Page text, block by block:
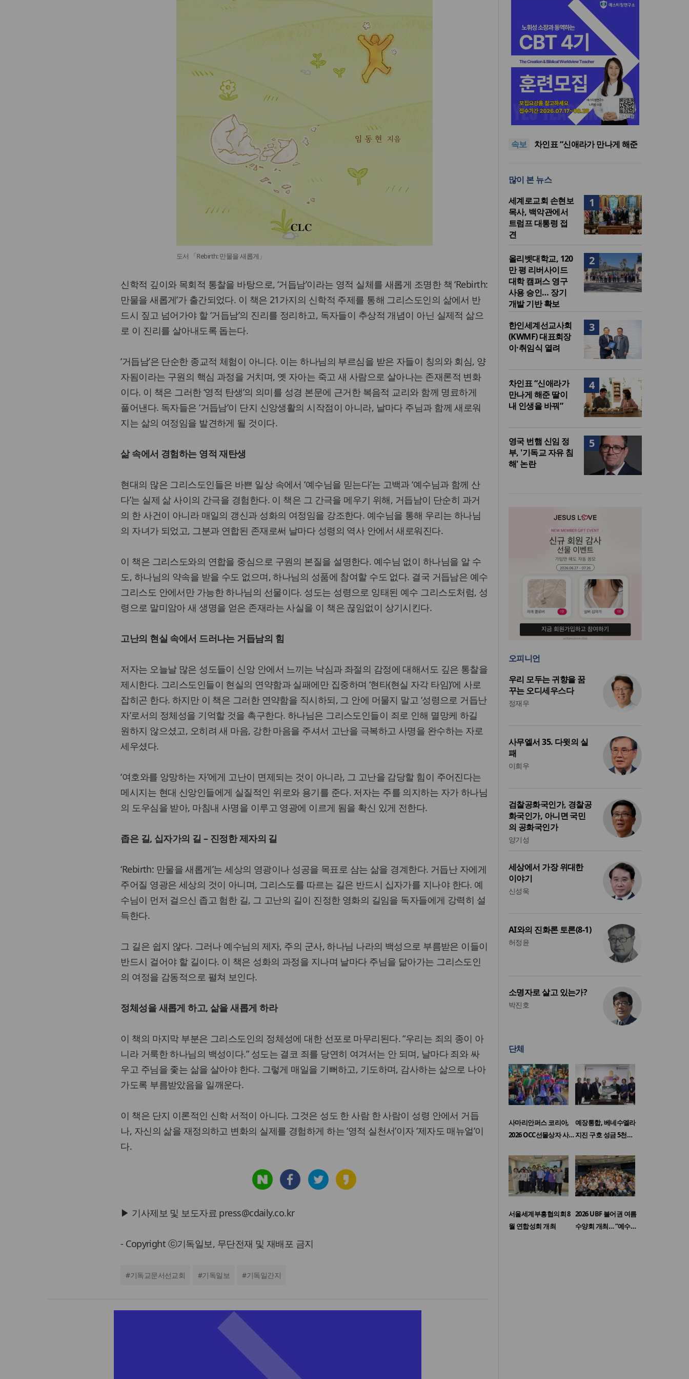
도서 「Rebirth: 만물을 새롭게」
신학적 깊이와 목회적 통찰을 바탕으로, ‘거듭남’이라는 영적 실체를 새롭게 조명한 책 ‘Rebirth:
만물을 새롭게’가 출간되었다. 이 책은 21가지의 신학적 주제를 통해 그리스도인의 삶에서 반
드시 짚고 넘어가야 할 ‘거듭남’의 진리를 정리하고, 독자들이 추상적 개념이 아닌 실제적 삶으
로 이 진리를 살아내도록 돕는다.
‘거듭남’은 단순한 종교적 체험이 아니다. 이는 하나님의 부르심을 받은 자들이 칭의와 회심, 양
자됨이라는 구원의 핵심 과정을 거치며, 옛 자아는 죽고 새 사람으로 살아나는 존재론적 변화
이다. 이 책은 그러한 ‘영적 탄생’의 의미를 성경 본문에 근거한 복음적 교리와 함께 명료하게
풀어낸다. 독자들은 ‘거듭남’이 단지 신앙생활의 시작점이 아니라, 날마다 주님과 함께 새로워
지는 삶의 여정임을 발견하게 될 것이다.
삶 속에서 경험하는 영적 재탄생
현대의 많은 그리스도인들은 바쁜 일상 속에서 ‘예수님을 믿는다’는 고백과 ‘예수님과 함께 산
다’는 실제 삶 사이의 간극을 경험한다. 이 책은 그 간극을 메우기 위해, 거듭남이 단순히 과거
의 한 사건이 아니라 매일의 갱신과 성화의 여정임을 강조한다. 예수님을 통해 우리는 하나님
의 자녀가 되었고, 그분과 연합된 존재로써 날마다 성령의 역사 안에서 새로워진다.
이 책은 그리스도와의 연합을 중심으로 구원의 본질을 설명한다. 예수님 없이 하나님을 알 수
도, 하나님의 약속을 받을 수도 없으며, 하나님의 성품에 참여할 수도 없다. 결국 거듭남은 예수
그리스도 안에서만 가능한 하나님의 선물이다. 성도는 성령으로 잉태된 예수 그리스도처럼, 성
령으로 말미암아 새 생명을 얻은 존재라는 사실을 이 책은 끊임없이 상기시킨다.
고난의 현실 속에서 드러나는 거듭남의 힘
저자는 오늘날 많은 성도들이 신앙 안에서 느끼는 낙심과 좌절의 감정에 대해서도 깊은 통찰을
제시한다. 그리스도인들이 현실의 연약함과 실패에만 집중하며 ‘현타(현실 자각 타임)’에 사로
잡히곤 한다. 하지만 이 책은 그러한 연약함을 직시하되, 그 안에 머물지 말고 ‘성령으로 거듭난
자’로서의 정체성을 기억할 것을 촉구한다. 하나님은 그리스도인들이 죄로 인해 멸망케 하길
원하지 않으셨고, 오히려 새 마음, 강한 마음을 주셔서 고난을 극복하고 사명을 완수하는 자로
세우셨다.
‘여호와를 앙망하는 자’에게 고난이 면제되는 것이 아니라, 그 고난을 감당할 힘이 주어진다는
메시지는 현대 신앙인들에게 실질적인 위로와 용기를 준다. 저자는 주를 의지하는 자가 하나님
의 도우심을 받아, 마침내 사명을 이루고 영광에 이르게 됨을 확신 있게 전한다.
좁은 길, 십자가의 길 – 진정한 제자의 길
‘Rebirth: 만물을 새롭게’는 세상의 영광이나 성공을 목표로 삼는 삶을 경계한다. 거듭난 자에게
주어질 영광은 세상의 것이 아니며, 그리스도를 따르는 길은 반드시 십자가를 지나야 한다. 예
수님이 먼저 걸으신 좁고 험한 길, 그 고난의 길이 진정한 영화의 길임을 독자들에게 강력히 설
득한다.
그 길은 쉽지 않다. 그러나 예수님의 제자, 주의 군사, 하나님 나라의 백성으로 부름받은 이들이
반드시 걸어야 할 길이다. 이 책은 성화의 과정을 지나며 날마다 주님을 닮아가는 그리스도인
의 여정을 감동적으로 펼쳐 보인다.
정체성을 새롭게 하고, 삶을 새롭게 하라
이 책의 마지막 부분은 그리스도인의 정체성에 대한 선포로 마무리된다. “우리는 죄의 종이 아
니라 거룩한 하나님의 백성이다.” 성도는 결코 죄를 당연히 여겨서는 안 되며, 날마다 죄와 싸
우고 주님을 좇는 삶을 살아야 한다. 그렇게 매일을 기뻐하고, 기도하며, 감사하는 삶으로 나아
가도록 부름받았음을 일깨운다.
이 책은 단지 이론적인 신학 서적이 아니다. 그것은 성도 한 사람 한 사람이 성령 안에서 거듭
나, 자신의 삶을 재정의하고 변화의 실제를 경험하게 하는 ‘영적 실천서’이자 ‘제자도 매뉴얼’이
다.
▶ 기사제보 및 보도자료 press@cdaily.co.kr
- Copyright ⓒ기독일보, 무단전재 및 재배포 금지
#기독교문서선교회 #기독일보 #기독일간지
속보
올리벳대학교, 120만 평 리버사
이드 대학 캠퍼스 영구 사용 승
세계로교회 손현보 목사, 백악
표회장 이·취임식 열려
차인표 “신애라가 만나게 해준
이드 대학 캠퍼스 영구 사용 승
인… 장기 개발 기반 확보
세계로교회 손현보 목사, 백악
관에서 트럼프 대통령 접견
많이 본 뉴스
1
세계로교회 손현보
목사, 백악관에서
트럼프 대통령 접
견
2
올리벳대학교, 120
만 평 리버사이드
대학 캠퍼스 영구
사용 승인… 장기
개발 기반 확보
3
한인세계선교사회
(KWMF) 대표회장
이·취임식 열려
4
차인표 “신애라가
만나게 해준 딸이
내 인생을 바꿔”
5
영국 번햄 신임 정
부, '기독교 자유 침
해' 논란
오피니언
우리 모두는 귀향을 꿈
꾸는 오디세우스다
정재우
사무엘서 35. 다윗의 실
패
이희우
검찰공화국인가, 경찰공
화국인가, 아니면 국민
의 공화국인가
양기성
세상에서 가장 위대한
이야기
신성욱
AI와의 진화론 토론(8-1)
허정윤
소명자로 살고 있는가?
박진호
단체
사마리안퍼스 코리아,
2026 OCC선물상자 사…
예장통합, 베네수엘라
지진 구호 성금 5천…
서울세계부흥협의회 8
월 연합성회 개최
2026 UBF 불어권 여름
수양회 개최… “예수…